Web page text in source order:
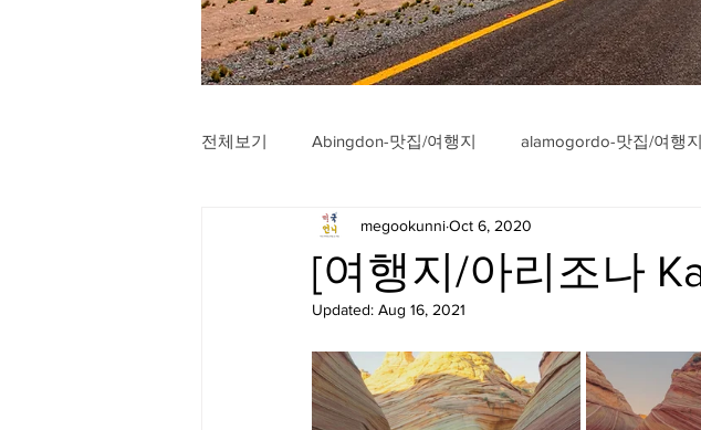
전체보기 Abingdon-맛집/여행지 alamogordo-맛집/여행지
Arlington-맛집/여행지 Arlington-맛집/여행지
Badlands-맛집/여행지 Baltimore-맛집/여행지
Big Bend-맛집/여행지 Bloomfield-맛집/여행지
[여행지/아리조나
megookunniOct 6, 2020
Updated: Aug 16, 2021